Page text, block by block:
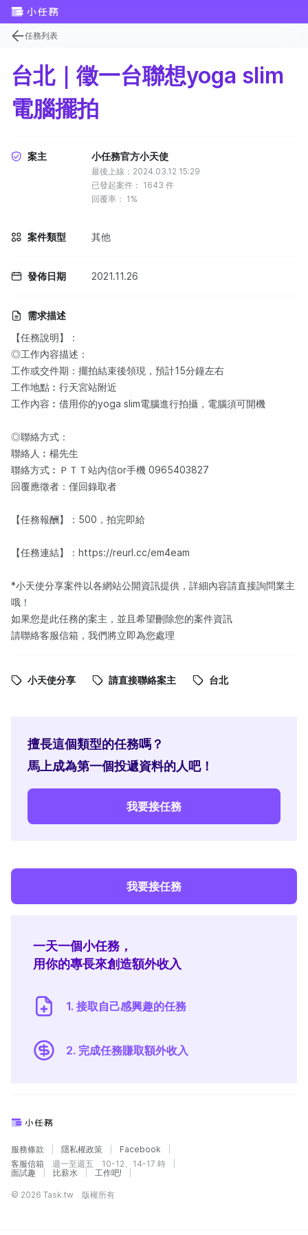
任務列表
台北｜徵一台聯想yoga slim
電腦擺拍
案主 小任務官方小天使
最後上線：2024.03.12 15:29
已發起案件： 1643 件
回覆率： 1%
案件類型 其他
發佈日期 2021.11.26
需求描述
【任務說明】：​
◎工作內容描述：​
工作或交件期：擺拍結束後領現，預計15分鐘左右
工作地點︰行天宮站附近
工作內容︰借用你的yoga slim電腦進行拍攝，電腦須可開機
◎聯絡方式：
聯絡人︰楊先生
聯絡方式︰ＰＴＴ站內信or手機 0965403827
回覆應徵者：僅回錄取者
【任務報酬】：500，拍完即給
【任務連結】：https://reurl.cc/em4eam
*小天使分享案件以各網站公開資訊提供，詳細內容請直接詢問業主
哦！
如果您是此任務的案主，並且希望刪除您的案件資訊
請聯絡客服信箱，我們將立即為您處理
小天使分享 請直接聯絡案主 台北
擅長這個類型的任務嗎？
馬上成為第一個投遞資料的人吧！
我要接任務
我要接任務
一天一個小任務，
用你的專長來創造額外收入
1. 接取自己感興趣的任務
2. 完成任務賺取額外收入
服務條款 隱私權政策
Facebook
客服信箱
週一至週五 10-12、14-17 時
面試趣
比薪水 工作吧!
© 2026 Task.tw 版權所有